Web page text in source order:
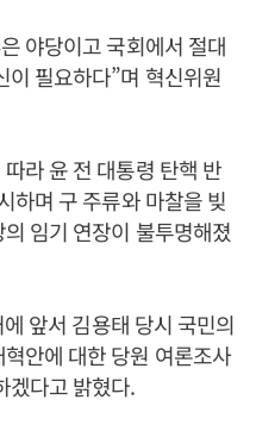
야당이고 국회에서 절대
필요하다”며 혁신위원
라 윤 전 대통령 탄핵 반
하며 구 주류와 마찰을 빚
임기 연장이 불투명해졌
앞서 김용태 당시 국민의
안에 대한 당원 여론조사
겠다고 밝혔다.